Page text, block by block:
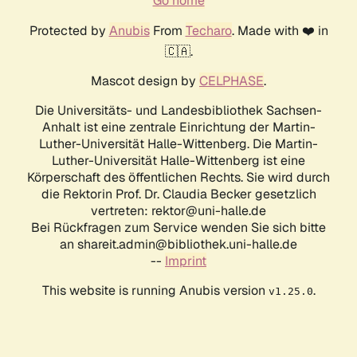
Protected by AnubisFrom Techaro. Made with ❤️ in
🇨🇦.
Mascot design by CELPHASE.
Die Universitäts- und Landesbibliothek Sachsen-
Anhalt ist eine zentrale Einrichtung der Martin-
Luther-Universität Halle-Wittenberg. Die Martin-
Luther-Universität Halle-Wittenberg ist eine
Körperschaft des öffentlichen Rechts. Sie wird durch
die Rektorin Prof. Dr. Claudia Becker gesetzlich
vertreten: rektor@uni-halle.de
Bei Rückfragen zum Service wenden Sie sich bitte
an shareit.admin@bibliothek.uni-halle.de
-- Imprint
This website is running Anubis version v1.25.0.